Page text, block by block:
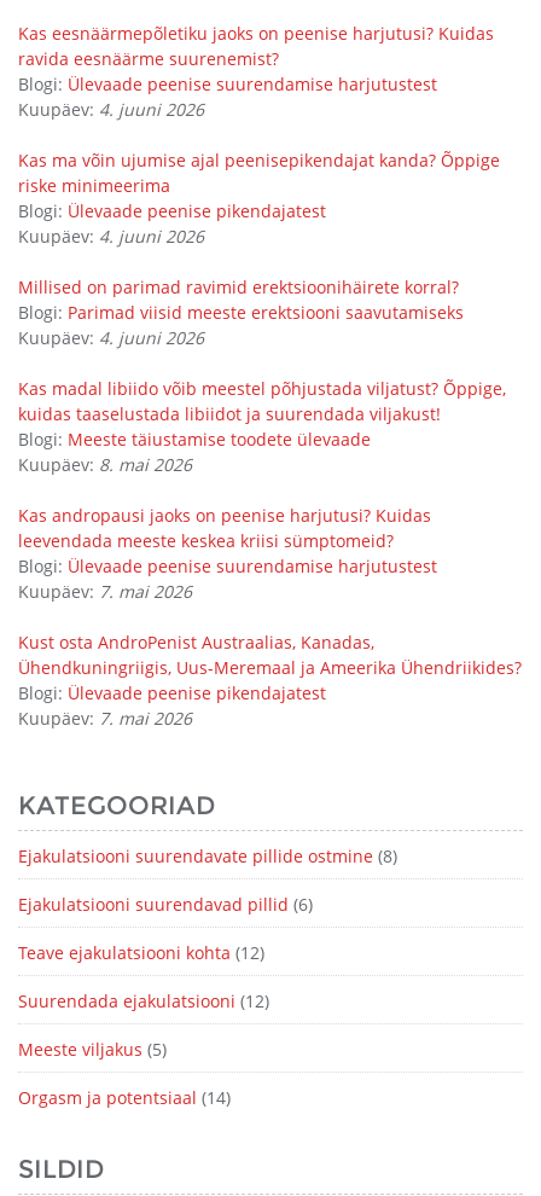
Kas eesnäärmepõletiku jaoks on peenise harjutusi? Kuidas
ravida eesnäärme suurenemist?
Blogi: Ülevaade peenise suurendamise harjutustest
Kuupäev: 4. juuni 2026
Kas ma võin ujumise ajal peenisepikendajat kanda? Õppige
riske minimeerima
Blogi: Ülevaade peenise pikendajatest
Kuupäev: 4. juuni 2026
Millised on parimad ravimid erektsioonihäirete korral?
Blogi: Parimad viisid meeste erektsiooni saavutamiseks
Kuupäev: 4. juuni 2026
Kas madal libiido võib meestel põhjustada viljatust? Õppige,
kuidas taaselustada libiidot ja suurendada viljakust!
Blogi: Meeste täiustamise toodete ülevaade
Kuupäev: 8. mai 2026
Kas andropausi jaoks on peenise harjutusi? Kuidas
leevendada meeste keskea kriisi sümptomeid?
Blogi: Ülevaade peenise suurendamise harjutustest
Kuupäev: 7. mai 2026
Kust osta AndroPenist Austraalias, Kanadas,
Ühendkuningriigis, Uus-Meremaal ja Ameerika Ühendriikides?
Blogi: Ülevaade peenise pikendajatest
Kuupäev: 7. mai 2026
KATEGOORIAD
Ejakulatsiooni suurendavate pillide ostmine (8)
Ejakulatsiooni suurendavad pillid (6)
Teave ejakulatsiooni kohta (12)
Suurendada ejakulatsiooni (12)
Meeste viljakus (5)
Orgasm ja potentsiaal (14)
SILDID